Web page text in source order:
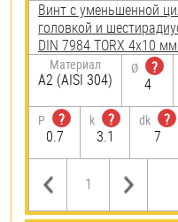
Винт с уменьшенной
головкой и
DIN 7984 TORX 4х10
Материал
А2 (AISI 304)
Ø
?
4
P
?
0.7
k
?
3.1
dk
?
7